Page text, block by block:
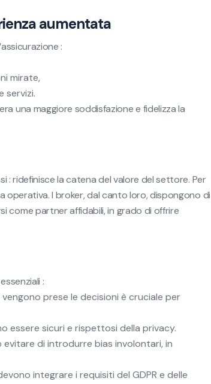
aumentata
:
mirate,
servizi.
una maggiore soddisfazione e fidelizza la
: ridefinisce la catena del valore del settore. Per
operativa. I broker, dal canto loro, dispongono di
come partner affidabili, in grado di offrire
:
prese le decisioni è cruciale per
essere sicuri e rispettosi della privacy.
evitare di introdurre bias involontari, in
integrare i requisiti del GDPR e delle